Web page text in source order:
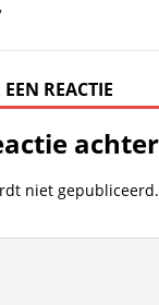
EEN REACTIE
achter
niet gepubliceerd.